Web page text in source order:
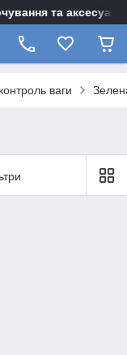
та
ваги